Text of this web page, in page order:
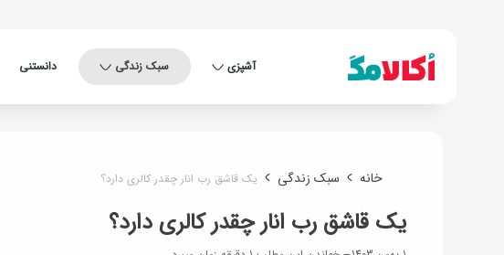
آشپزی سبک زندگی دانستنی
خانه سبک زندگی یک قاشق رب انار چقدر کالری دارد؟
یک قاشق رب انار چقدر کالری دارد؟